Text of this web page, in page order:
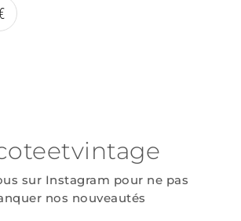
sur Instagram pour ne pas
nos nouveautés